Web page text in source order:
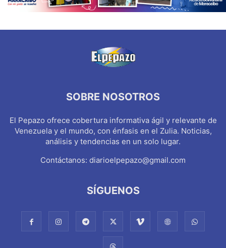
SOBRE NOSOTROS
El Pepazo ofrece cobertura informativa ágil y relevante de
Venezuela y el mundo, con énfasis en el Zulia. Noticias,
análisis y tendencias en un solo lugar.
Contáctanos: diarioelpepazo@gmail.com
SÍGUENOS